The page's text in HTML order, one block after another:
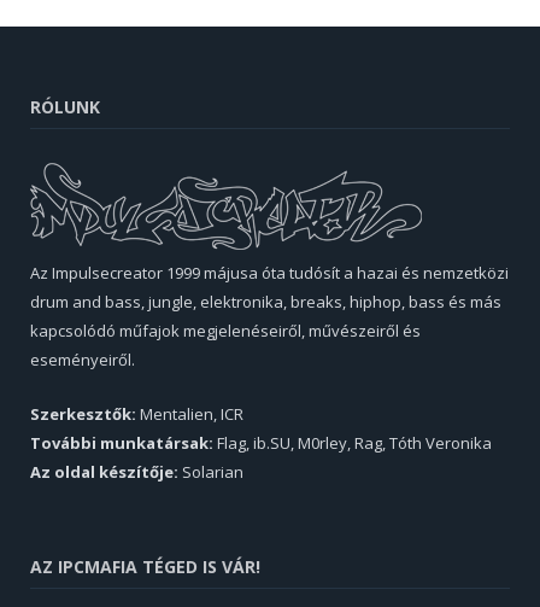
RÓLUNK
Az Impulsecreator 1999 májusa óta tudósít a hazai és nemzetközi
drum and bass, jungle, elektronika, breaks, hiphop, bass és más
kapcsolódó műfajok megjelenéseiről, művészeiről és
eseményeiről.
Szerkesztők: Mentalien, ICR
További munkatársak: Flag, ib.SU, M0rley, Rag, Tóth Veronika
Az oldal készítője: Solarian
AZ IPCMAFIA TÉGED IS VÁR!